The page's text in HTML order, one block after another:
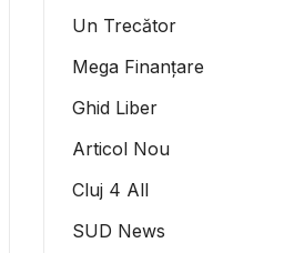
Un Trecător
Mega Finanțare
Ghid Liber
Articol Nou
Cluj 4 All
SUD News